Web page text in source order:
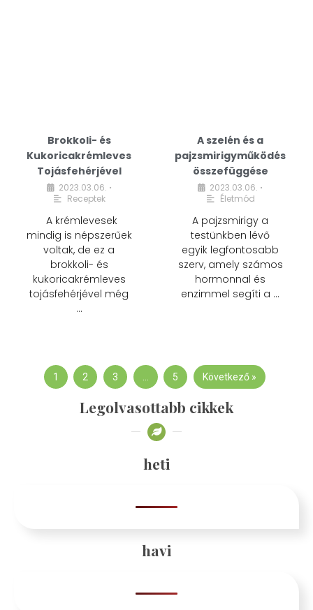
Brokkoli- és
Kukoricakrémleves
Tojásfehérjével
2023.03.06. •
Receptek
A krémlevesek
mindig is népszerűek
voltak, de ez a
brokkoli- és
kukoricakrémleves
tojásfehérjével még
…
A szelén és a
pajzsmirigyműködés
összefüggése
2023.03.06. •
Életmód
A pajzsmirigy a
testünkben lévő
egyik legfontosabb
szerv, amely számos
hormonnal és
enzimmel segíti a …
1 2 3 … 5 Következő »
Legolvasottabb cikkek
heti
havi